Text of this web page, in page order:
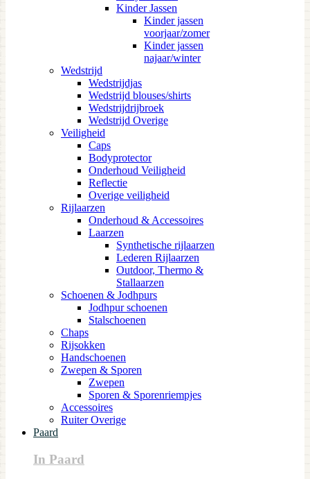
Kinder Jassen
Kinder jassen
voorjaar/zomer
Kinder jassen
najaar/winter
Wedstrijd
Wedstrijdjas
Wedstrijd blouses/shirts
Wedstrijdrijbroek
Wedstrijd Overige
Veiligheid
Caps
Bodyprotector
Onderhoud Veiligheid
Reflectie
Overige veiligheid
Rijlaarzen
Onderhoud & Accessoires
Laarzen
Synthetische rijlaarzen
Lederen Rijlaarzen
Outdoor, Thermo &
Stallaarzen
Schoenen & Jodhpurs
Jodhpur schoenen
Stalschoenen
Chaps
Rijsokken
Handschoenen
Zwepen & Sporen
Zwepen
Sporen & Sporenriempjes
Accessoires
Ruiter Overige
Paard
In Paard